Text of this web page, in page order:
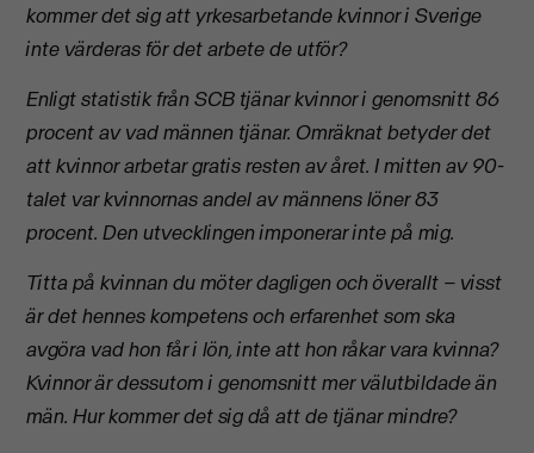
kommer det sig att yrkesarbetande kvinnor i Sverige
inte värderas för det arbete de utför?
Enligt statistik från SCB tjänar kvinnor i genomsnitt 86
procent av vad männen tjänar. Omräknat betyder det
att kvinnor arbetar gratis resten av året. I mitten av 90-
talet var kvinnornas andel av männens löner 83
procent. Den utvecklingen imponerar inte på mig.
Titta på kvinnan du möter dagligen och överallt – visst
är det hennes kompetens och erfarenhet som ska
avgöra vad hon får i lön, inte att hon råkar vara kvinna?
Kvinnor är dessutom i genomsnitt mer välutbildade än
män. Hur kommer det sig då att de tjänar mindre?